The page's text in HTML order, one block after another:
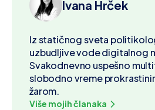
Ivana Hrček
Iz statičnog sveta
uzbudljive vode digitalnog
Svakodnevno uspešno
slobodno vreme
žarom.
Više mojih članaka